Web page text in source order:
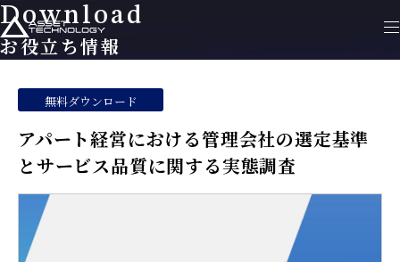
Download
お役立ち情報
無料ダウンロード
アパート経営における管理会社の選定基準
とサービス品質に関する実態調査